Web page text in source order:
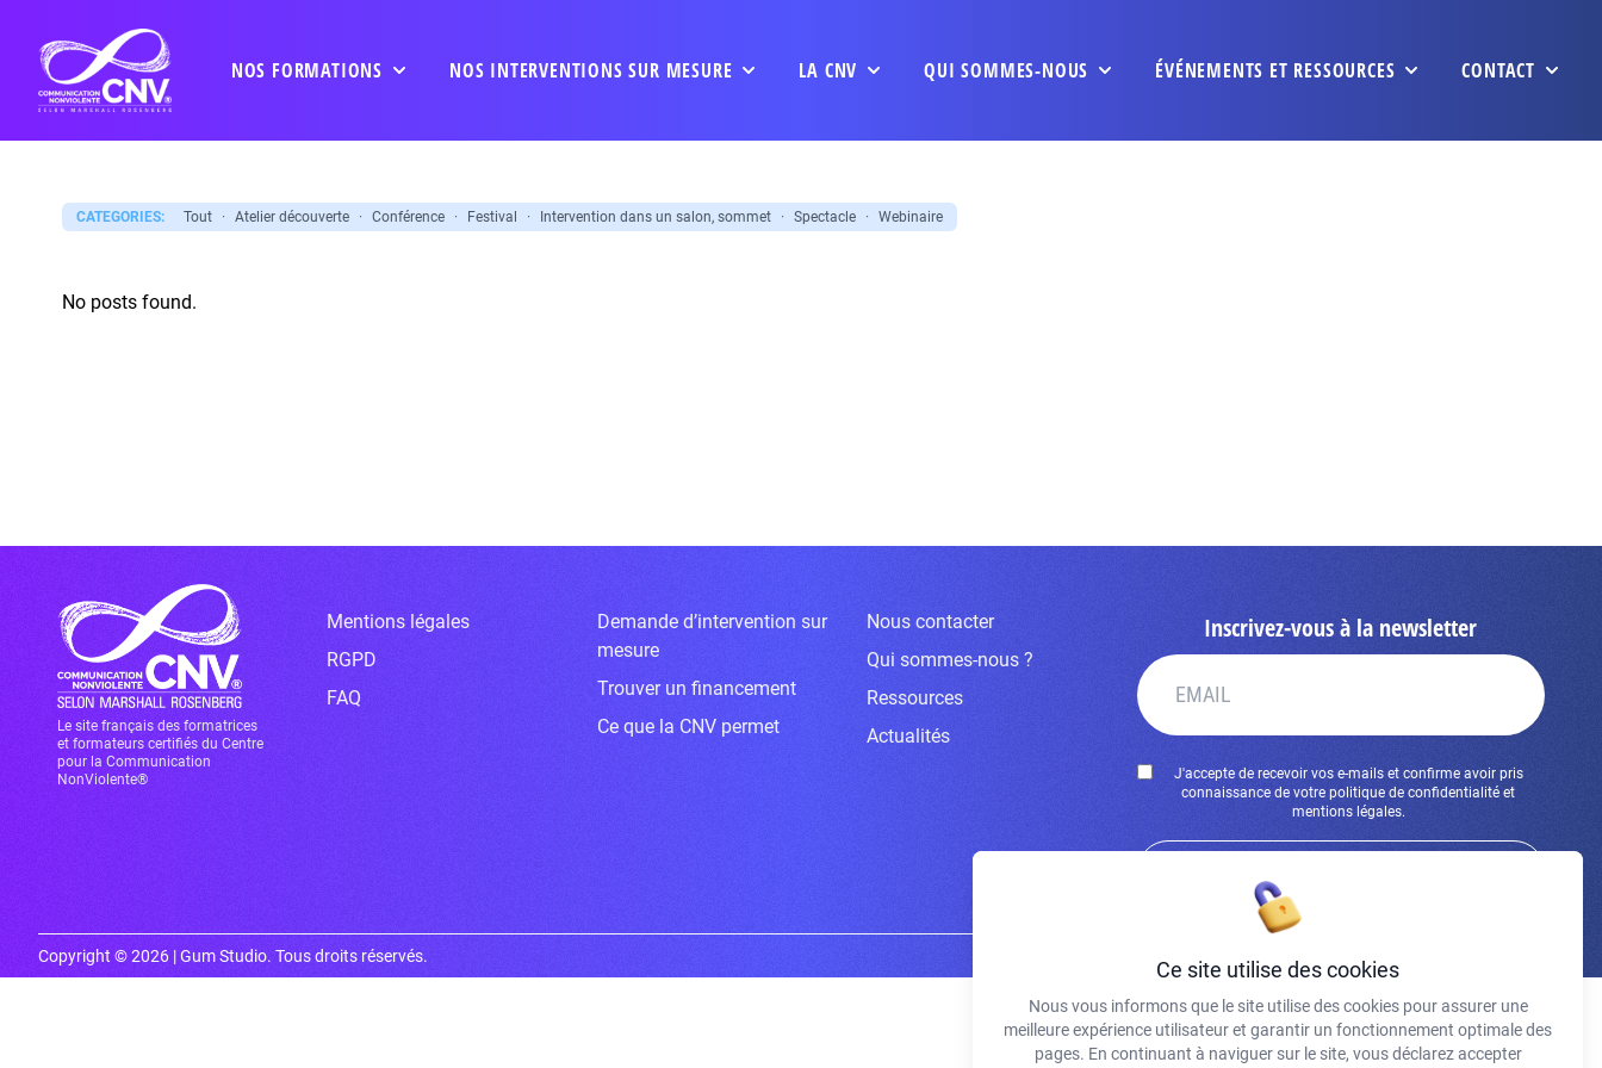
NOS FORMATIONS NOS INTERVENTIONS SUR MESURE LA CNV QUI SOMMES-NOUS ÉVÉNEMENTS ET RESSOURCES CONTACT
CATEGORIES: Tout · Atelier découverte · Conférence · Festival · Intervention dans un salon, sommet · Spectacle · Webinaire
No posts found.
Le site français des formatrices
et formateurs certifiés du Centre
pour la Communication
NonViolente®
Mentions légales
RGPD
FAQ
Demande d’intervention sur
mesure
Trouver un financement
Ce que la CNV permet
Nous contacter
Qui sommes-nous ?
Ressources
Actualités
Inscrivez-vous à la newsletter
J'accepte de recevoir vos e-mails et confirme avoir pris
connaissance de votre politique de confidentialité et
mentions légales.
Copyright © 2026 | Gum Studio. Tous droits réservés.
Ce site utilise des cookies
Nous vous informons que le site utilise des cookies pour assurer une
meilleure expérience utilisateur et garantir un fonctionnement optimale des
pages. En continuant à naviguer sur le site, vous déclarez accepter